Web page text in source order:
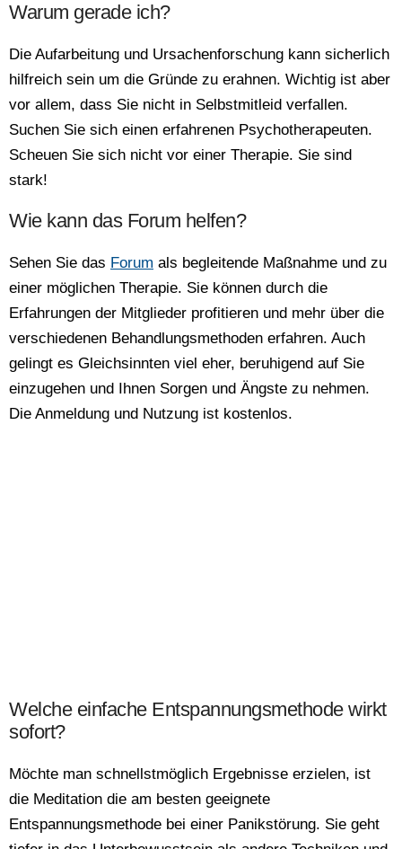
Warum gerade ich?
Die Aufarbeitung und Ursachenforschung kann sicherlich
hilfreich sein um die Gründe zu erahnen. Wichtig ist aber
vor allem, dass Sie nicht in Selbstmitleid verfallen.
Suchen Sie sich einen erfahrenen Psychotherapeuten.
Scheuen Sie sich nicht vor einer Therapie. Sie sind
stark!
Wie kann das Forum helfen?
Sehen Sie das Forum als begleitende Maßnahme und zu
einer möglichen Therapie. Sie können durch die
Erfahrungen der Mitglieder profitieren und mehr über die
verschiedenen Behandlungsmethoden erfahren. Auch
gelingt es Gleichsinnten viel eher, beruhigend auf Sie
einzugehen und Ihnen Sorgen und Ängste zu nehmen.
Die Anmeldung und Nutzung ist kostenlos.
Welche einfache Entspannungsmethode wirkt
sofort?
Möchte man schnellstmöglich Ergebnisse erzielen, ist
die Meditation die am besten geeignete
Entspannungsmethode bei einer Panikstörung. Sie geht